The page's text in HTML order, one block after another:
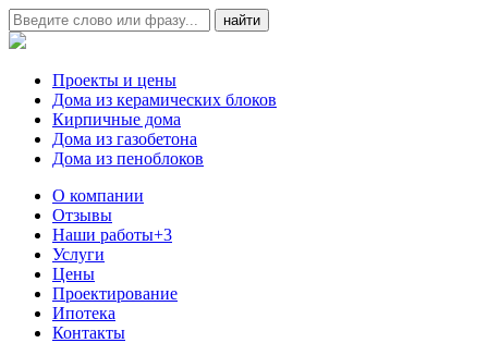
Проекты и цены
Дома из керамических блоков
Кирпичные дома
Дома из газобетона
Дома из пеноблоков
О компании
Отзывы
Наши работы+3
Услуги
Цены
Проектирование
Ипотека
Контакты